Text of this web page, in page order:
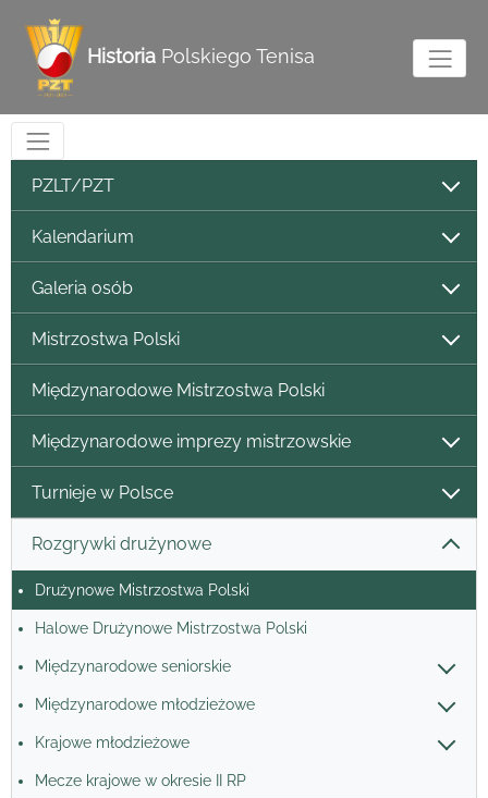
Historia Polskiego Tenisa
PZLT/PZT
Kalendarium
Galeria osób
Mistrzostwa Polski
Międzynarodowe Mistrzostwa Polski
Międzynarodowe imprezy mistrzowskie
Turnieje w Polsce
Rozgrywki drużynowe
Drużynowe Mistrzostwa Polski
Halowe Drużynowe Mistrzostwa Polski
Międzynarodowe seniorskie
Międzynarodowe młodzieżowe
Krajowe młodzieżowe
Mecze krajowe w okresie II RP